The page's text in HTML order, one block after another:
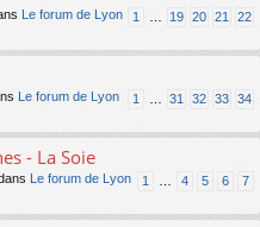
1 19 20 21 22
Le forum de Lyon
1 31 32 33 34
Le forum de Lyon
- La Soie
1 4 5 6 7
Le forum de Lyon